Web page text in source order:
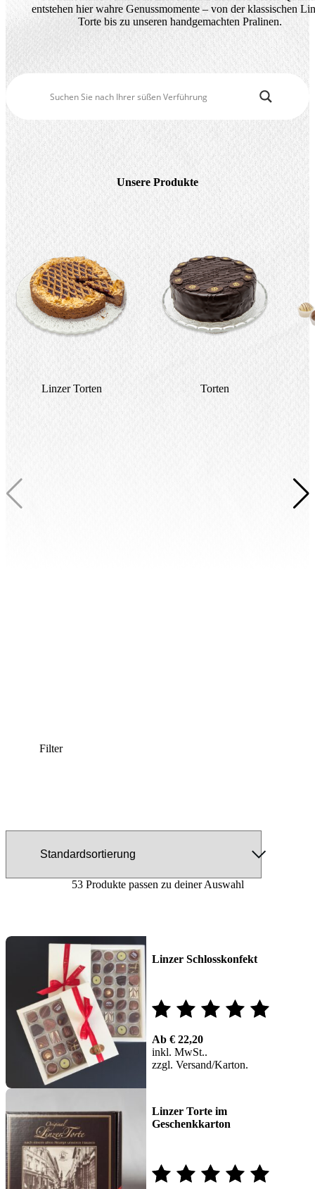
Saisonale Produkte
Sandwich & Brötchen
Alle Produkte
Filialen & Öffnungszeiten
entstehen hier wahre Genussmomente – von der klassischen
Torte bis zu unseren handgemachten Pralinen.
Unsere Produkte
Linzer Torten Torten
Filter
53 Produkte passen zu deiner Auswahl
Linzer Schlosskonfekt
Bewertet
mit
5.00
Ab € 22,20
inkl. MwSt.
zzgl. Versand
Linzer Torte im
Geschenkkarton